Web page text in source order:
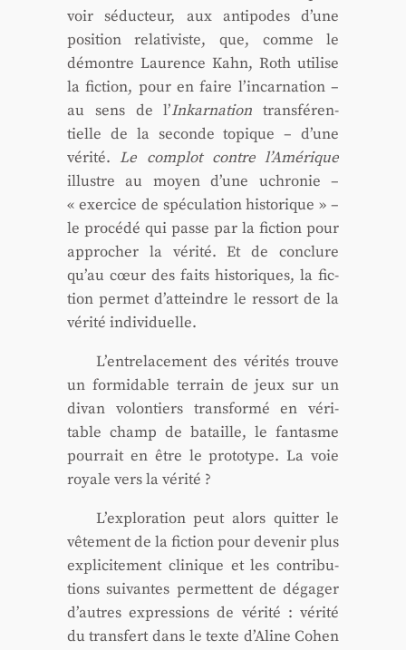
voir séduc­teur, aux anti­podes d’une
posi­tion rela­ti­viste, que, comme le
démontre Lau­rence Kahn, Roth uti­lise
la fic­tion, pour en faire l’incarnation –
au sens de l’Inkar­na­tiontrans­fé­ren­
tielle de la seconde topique – d’une
véri­té. Le com­plot contre l’Amérique
illustre au moyen d’une uchro­nie –
« exer­cice de spé­cu­la­tion his­to­rique » –
le pro­cé­dé qui passe par la fic­tion pour
appro­cher la véri­té. Et de conclure
qu’au cœur des faits his­to­riques, la fic­
tion per­met d’atteindre le res­sort de la
véri­té indi­vi­duelle.
L’entrelacement des véri­tés trouve
un for­mi­dable ter­rain de jeux sur un
divan volon­tiers trans­for­mé en véri­
table champ de bataille, le fan­tasme
pour­rait en être le pro­to­type. La voie
royale vers la véri­té ?
L’exploration peut alors quit­ter le
vête­ment de la fic­tion pour deve­nir plus
expli­ci­te­ment cli­nique et les contri­bu­
tions sui­vantes per­mettent de déga­ger
d’autres expres­sions de véri­té : véri­té
du trans­fert dans le texte d’Aline Cohen